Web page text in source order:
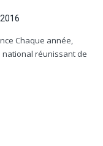
Chaque année,
national réunissant de